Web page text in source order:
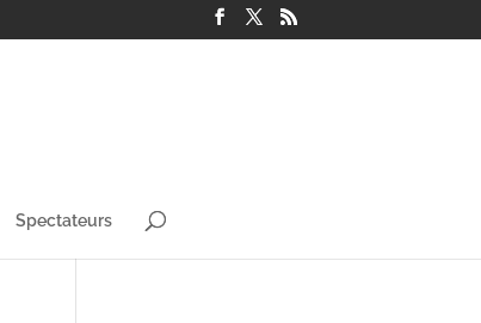
Spectateurs